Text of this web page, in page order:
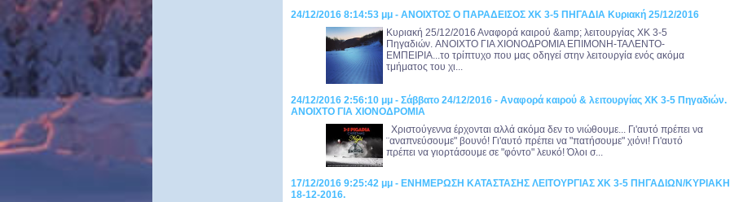
24/12/2016 8:14:53 μμ - ΑΝΟΙΧΤΟΣ Ο ΠΑΡΑΔΕΙΣΟΣ ΧΚ 3-5 ΠΗΓΑΔΙΑ Κυριακή 25/12/2016
Κυριακή 25/12/2016 Αναφορά καιρού &amp; λειτουργίας ΧΚ 3-5
Πηγαδιών. ANOIXTO ΓΙΑ ΧΙΟΝΟΔΡΟΜΙΑ ΕΠΙΜΟΝΗ-ΤΑΛΕΝΤΟ-
ΕΜΠΕΙΡΙΑ...το τρίπτυχο που μας οδηγεί στην λειτουργία ενός ακόμα
τμήματος του χι...
24/12/2016 2:56:10 μμ - Σάββατο 24/12/2016 - Αναφορά καιρού & λειτουργίας ΧΚ 3-5 Πηγαδιών.
ANOIXTO ΓΙΑ ΧΙΟΝΟΔΡΟΜΙΑ
Χριστούγεννα έρχονται αλλά ακόμα δεν το νιώθουμε... Γι'αυτό πρέπει να
¨αναπνεύσουμε" βουνό! Γι'αυτό πρέπει να "πατήσουμε" χιόνι! Γι'αυτό
πρέπει να γιορτάσουμε σε "φόντο" λευκό! Όλοι σ...
17/12/2016 9:25:42 μμ - ΕΝΗΜΕΡΩΣΗ ΚΑΤΑΣΤΑΣΗΣ ΛΕΙΤΟΥΡΓΙΑΣ ΧΚ 3-5 ΠΗΓΑΔΙΩΝ/ΚΥΡΙΑΚΗ
18-12-2016.